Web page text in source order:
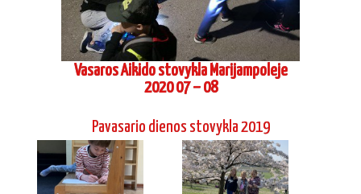
Vasaros Aikido stovykla Marijampoleje
2020 07 – 08
Pavasario dienos stovykla 2019